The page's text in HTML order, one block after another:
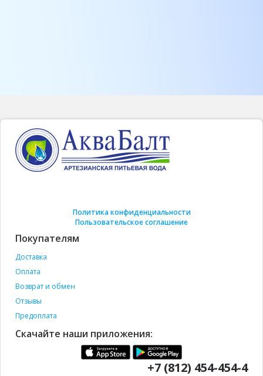
Политика конфиденциальности
Пользовательское соглашение
Покупателям
Доставка
Оплата
Возврат и обмен
Отзывы
Предоплата
Скачайте наши приложения:
+7 (812) 454-454-4